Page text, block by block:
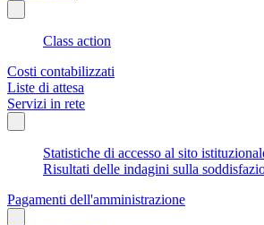
Class action
Costi contabilizzati
Liste di attesa
Servizi in rete
Statistiche di accesso al sito
Risultati delle indagini sulla
Pagamenti dell'amministrazione